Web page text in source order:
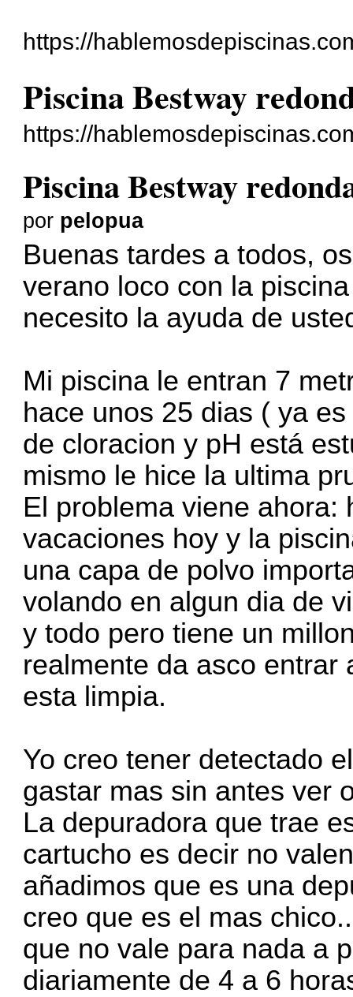
https://
Piscina Bestway
https://
Piscina Bestway
por pelopua
Buenas tardes a todos,
verano loco con la
necesito la ayuda de
Mi piscina le entran 7
hace unos 25 dias ( ya
de cloracion y pH está
mismo le hice la ultima
El problema viene ahora:
vacaciones hoy y la
una capa de polvo
volando en algun dia de
y todo pero tiene un
realmente da asco entrar
esta limpia.
Yo creo tener detectado
gastar mas sin antes ver
La depuradora que trae
cartucho es decir no
añadimos que es una
creo que es el mas
que no vale para nada a
diariamente de 4 a 6